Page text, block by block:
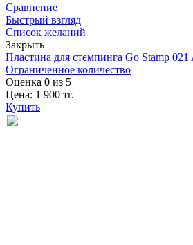
Сравнение
Быстрый взгляд
Список желаний
Закрыть
Пластина для стемпинга Go Stamp 021
Ограниченное количество
Оценка 0 из 5
Цена: 1 900 тг.
Купить